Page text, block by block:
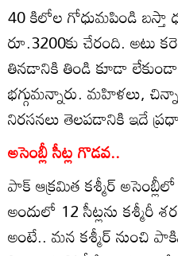
40 కిలోల గోధుమపిండి
రూ.3200కు చేరంది. అటు
తినడానికి తిండి కూడా
భగ్గుమన్నారు. మహిళలు,
నిరసనలు తెలపడానికి ఇదే
అసెంబ్లీ సీట్ల గొడవ..
పాక్‌ ఆక్రమిత కశ్మీర్‌
అందులో 12 సీట్లను కశ్మీరీ
అంటే.. మన కశ్మీర్‌ నుంచి